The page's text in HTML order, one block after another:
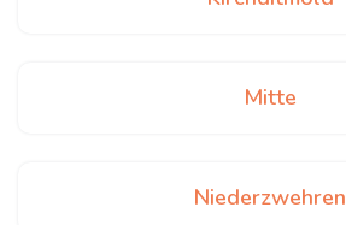
Mitte
Niederzwehren